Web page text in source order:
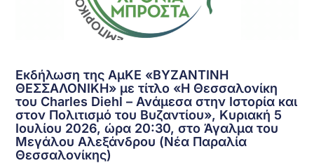
Εκδήλωση της ΑμΚΕ «ΒΥΖΑΝΤΙΝΗ
ΘΕΣΣΑΛΟΝΙΚΗ» με τίτλο «Η Θεσσαλονίκη
του Charles Diehl – Ανάμεσα στην Ιστορία και
στον Πολιτισμό του Βυζαντίου», Κυριακή 5
Ιουλίου 2026, ώρα 20:30, στο Άγαλμα του
Μεγάλου Αλεξάνδρου (Νέα Παραλία
Θεσσαλονίκης)